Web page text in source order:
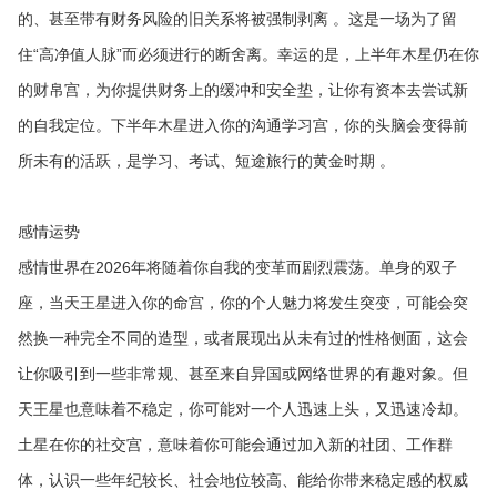
的、甚至带有财务风险的旧关系将被强制剥离 。这是一场为了留
住“高净值人脉”而必须进行的断舍离。幸运的是，上半年木星仍在你
的财帛宫，为你提供财务上的缓冲和安全垫，让你有资本去尝试新
的自我定位。下半年木星进入你的沟通学习宫，你的头脑会变得前
所未有的活跃，是学习、考试、短途旅行的黄金时期 。
感情运势
感情世界在2026年将随着你自我的变革而剧烈震荡。单身的双子
座，当天王星进入你的命宫，你的个人魅力将发生突变，可能会突
然换一种完全不同的造型，或者展现出从未有过的性格侧面，这会
让你吸引到一些非常规、甚至来自异国或网络世界的有趣对象。但
天王星也意味着不稳定，你可能对一个人迅速上头，又迅速冷却。
土星在你的社交宫，意味着你可能会通过加入新的社团、工作群
体，认识一些年纪较长、社会地位较高、能给你带来稳定感的权威